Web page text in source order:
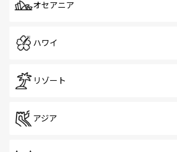
オセアニア
ハワイ
リゾート
アジア